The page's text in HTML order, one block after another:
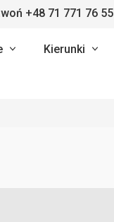
+48 71 771 76 55
Kierunki